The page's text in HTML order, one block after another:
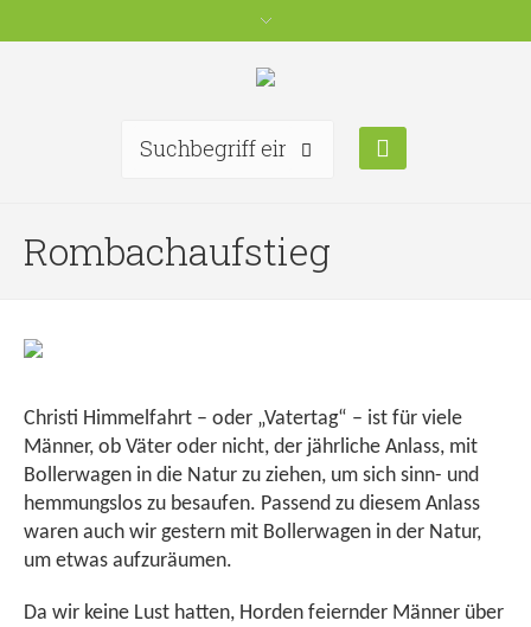
Rombachaufstieg
Christi Himmelfahrt – oder „Vatertag“ – ist für viele
Männer, ob Väter oder nicht, der jährliche Anlass, mit
Bollerwagen in die Natur zu ziehen, um sich sinn- und
hemmungslos zu besaufen. Passend zu diesem Anlass
waren auch wir gestern mit Bollerwagen in der Natur,
um etwas aufzuräumen.
Da wir keine Lust hatten, Horden feiernder Männer über